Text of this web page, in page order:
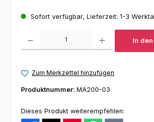
Sofort verfügbar, Lieferzeit: 1-3
In
Zum Merkzettel hinzufügen
Produktnummer: MA200-03
Dieses Produkt weiterempfehlen: